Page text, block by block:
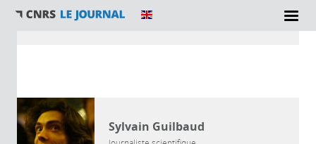
AUTEUR
Sylvain Guilbaud